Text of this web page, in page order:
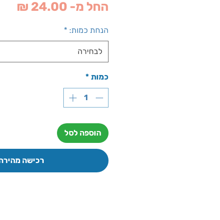
החל מ- 24.00 ₪
הנחת כמות: *
לבחירה
כמות *
הוספה לסל
רכישה